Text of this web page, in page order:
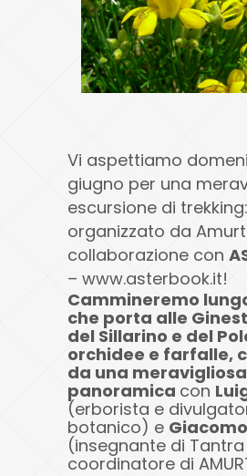
Vi aspettiamo
giugno per una
escursione di
organizzato da
collaborazione con
– www.asterbook.it!
Cammineremo
che porta alle
del Sillarino e del
orchidee e farfalle,
da una
panoramica con
(erborista e
botanico) e
(insegnante di
coordinatore di